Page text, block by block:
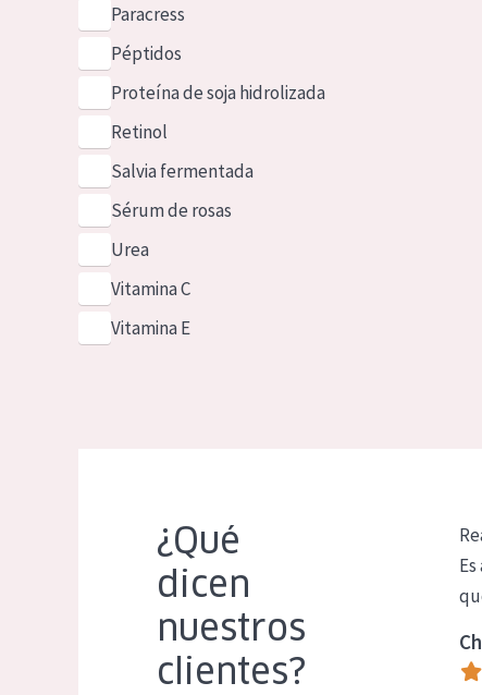
Paracress
Péptidos
Proteína de soja hidrolizada
Retinol
Salvia fermentada
Sérum de rosas
Urea
Vitamina C
Vitamina E
¿Qué
dicen
nuestros
clientes?